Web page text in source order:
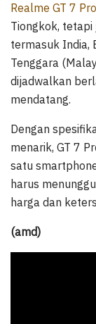
Realme GT 7 Pro
Tiongkok,
termasuk India,
Tenggara
dijadwalkan
mendatang.
Dengan
menarik, GT 7
satu
harus
harga dan
(amd)